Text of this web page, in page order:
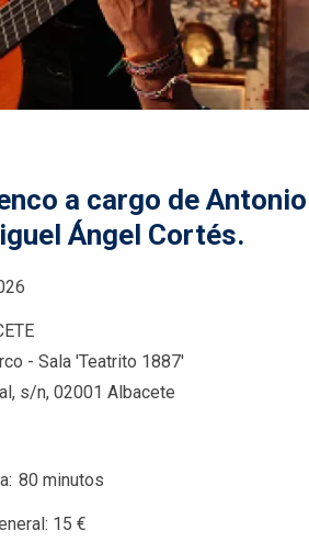
a cargo de Antonio
Ángel Cortés.
- Sala 'Teatrito 1887'
s/n, 02001 Albacete
80 minutos
15 €